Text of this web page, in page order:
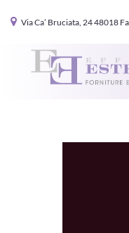
Via Ca’ Bruciata, 24 48018